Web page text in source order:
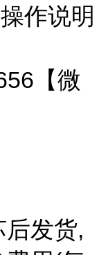
作说明
【微
发货,